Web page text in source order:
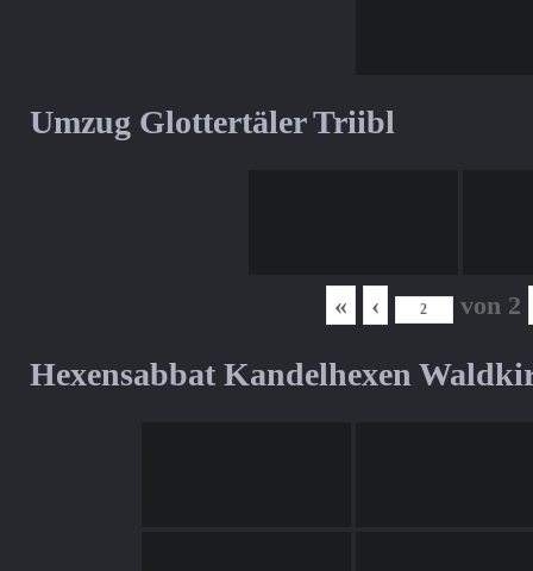
Umzug Glottertäler Triibl
« ‹ von 2
Hexensabbat Kandelhexen